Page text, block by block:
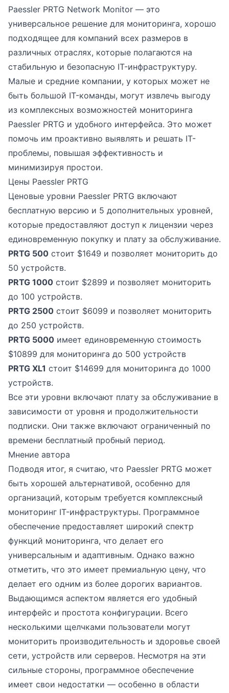
Paessler PRTG Network Monitor — это
универсальное решение для мониторинга, хорошо
подходящее для компаний всех размеров в
различных отраслях, которые полагаются на
стабильную и безопасную IT-инфраструктуру.
Малые и средние компании, у которых может не
быть большой IT-команды, могут извлечь выгоду
из комплексных возможностей мониторинга
Paessler PRTG и удобного интерфейса. Это может
помочь им проактивно выявлять и решать IT-
проблемы, повышая эффективность и
минимизируя простои.
Цены Paessler PRTG
Ценовые уровни Paessler PRTG включают
бесплатную версию и 5 дополнительных уровней,
которые предоставляют доступ к лицензии через
единовременную покупку и плату за обслуживание.
PRTG 500 стоит $1649 и позволяет мониторить до
50 устройств.
PRTG 1000 стоит $2899 и позволяет мониторить
до 100 устройств.
PRTG 2500 стоит $6099 и позволяет мониторить
до 250 устройств.
PRTG 5000 имеет единовременную стоимость
$10899 для мониторинга до 500 устройств
PRTG XL1 стоит $14699 для мониторинга до 1000
устройств.
Все эти уровни включают плату за обслуживание в
зависимости от уровня и продолжительности
подписки. Они также включают ограниченный по
времени бесплатный пробный период.
Мнение автора
Подводя итог, я считаю, что Paessler PRTG может
быть хорошей альтернативой, особенно для
организаций, которым требуется комплексный
мониторинг IT-инфраструктуры. Программное
обеспечение предоставляет широкий спектр
функций мониторинга, что делает его
универсальным и адаптивным. Однако важно
отметить, что это имеет премиальную цену, что
делает его одним из более дорогих вариантов.
Выдающимся аспектом является его удобный
интерфейс и простота конфигурации. Всего
несколькими щелчками пользователи могут
мониторить производительность и здоровье своей
сети, устройств или серверов. Несмотря на эти
сильные стороны, программное обеспечение
имеет свои недостатки — особенно в области